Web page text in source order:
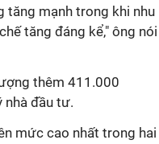
tăng mạnh trong khi nhu
tăng đáng kể," ông nói
thêm 411.000
nhà đầu tư.
mức cao nhất trong hai